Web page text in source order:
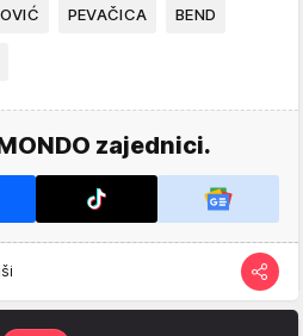
PEVAČICA BEND
zajednici.